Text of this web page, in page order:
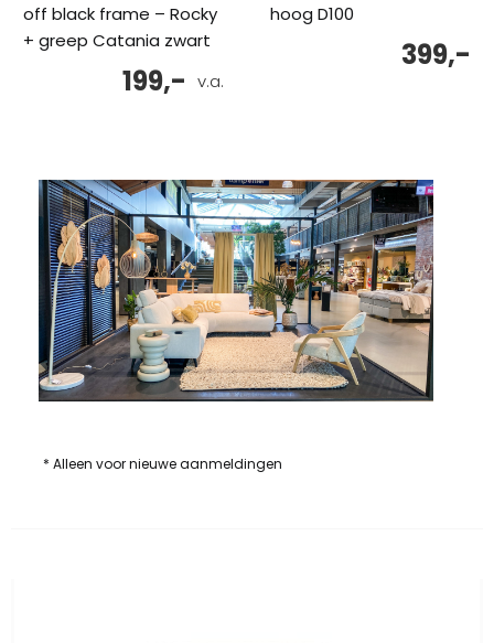
off black frame – Rocky
+ greep Catania zwart
v.a.
199,-
hoog D100
399,-
* Alleen voor nieuwe aanmeldingen